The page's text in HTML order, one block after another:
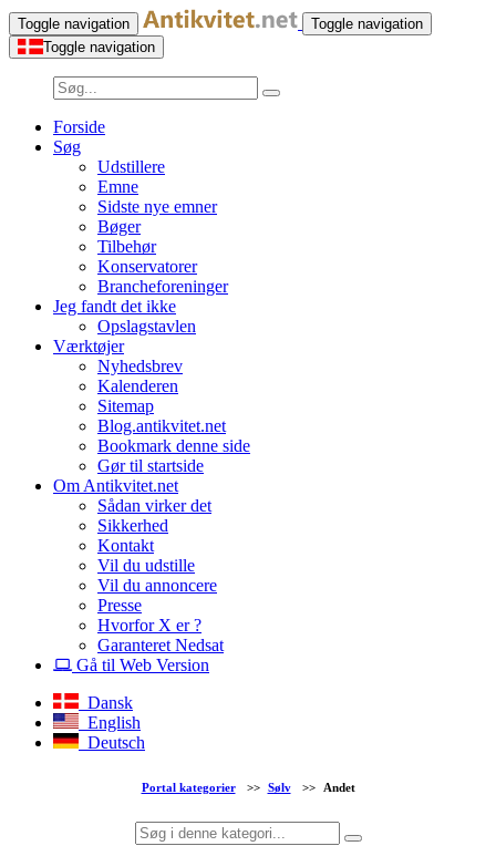
Toggle navigation
Toggle navigation
Toggle navigation
Forside
Søg
Udstillere
Emne
Sidste nye emner
Bøger
Tilbehør
Konservatorer
Brancheforeninger
Jeg fandt det ikke
Opslagstavlen
Værktøjer
Nyhedsbrev
Kalenderen
Sitemap
Blog.antikvitet.net
Bookmark denne side
Gør til startside
Om Antikvitet.net
Sådan virker det
Sikkerhed
Kontakt
Vil du udstille
Vil du annoncere
Presse
Hvorfor X er ?
Garanteret Nedsat
Gå til Web Version
Dansk
English
Deutsch
Portal kategorier >> Sølv >> Andet